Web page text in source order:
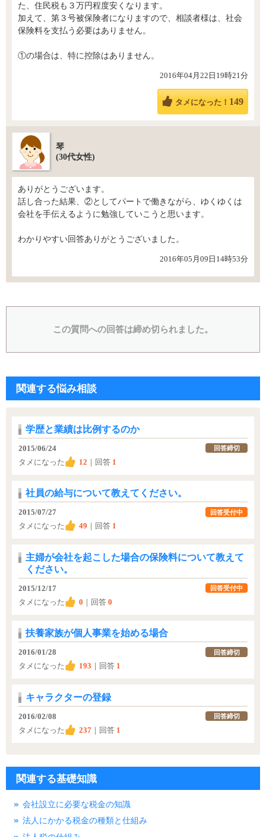
た、住民税も３万円程度安くなります。
加えて、第３号被保険者になりますので、相談者様は、社会
保険料を支払う必要はありません。
①の場合は、特に控除はありません。
2016年04月22日19時21分
タメになった！ 149
琴
(30代女性)
ありがとうございます。
話し合った結果、②としてパートで働きながら、ゆくゆくは
会社を手伝えるように勉強していこうと思います。
わかりやすい回答ありがとうございました。
2016年05月09日14時53分
この質問への回答は締め切られました。
関連する悩み相談
学歴と業績は比例するのか
2015/06/24
タメになった
12 ｜回答 1
回答締切
社員の給与について教えてください。
2015/07/27
タメになった
49 ｜回答 1
回答受付中
主婦が会社を起こした場合の保険料について教えて
ください。
2015/12/17
タメになった
0 ｜回答 0
回答受付中
扶養家族が個人事業を始める場合
2016/01/28
タメになった
193 ｜回答 1
回答締切
キャラクターの登録
2016/02/08
タメになった
237 ｜回答 1
回答締切
関連する基礎知識
会社設立に必要な税金の知識
法人にかかる税金の種類と仕組み